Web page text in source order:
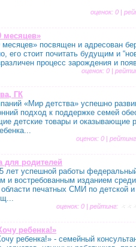
оценок: 0 |
месяцев»
посвящен и адресован
его стоит почитать будущим и
процесс зарождения и
оценок: 0 |
ГК
«Мир детства» успешно
подход к поддержке семей
детские товары и оказывающие
оценок: 0 |
для родителей
лет успешной работы
и востребованным изданием
печатных СМИ по детской
оценок: 0 | рейтинг:
ребенка!»
ребенка!» - семейный